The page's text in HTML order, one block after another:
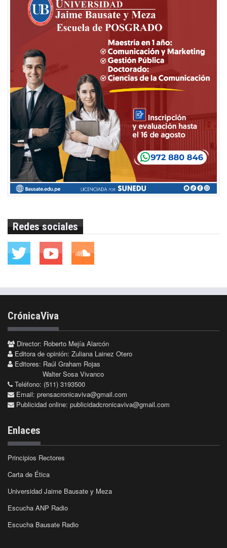
Redes sociales
CrónicaViva
Director: Roberto Mejía Alarcón
Editora de opinión: Zuliana Lainez Otero
Editores: Raúl Graham Rojas
Walter Sosa Vivanco
Teléfono: (511) 3193500
Email: prensacronicaviva@gmail.com
Publicidad online: publicidadcronicaviva@gmail.com
Enlaces
Principios Rectores
Carta de Ética
Universidad Jaime Bausate y Meza
Escucha ANP Radio
Escucha Bausate Radio